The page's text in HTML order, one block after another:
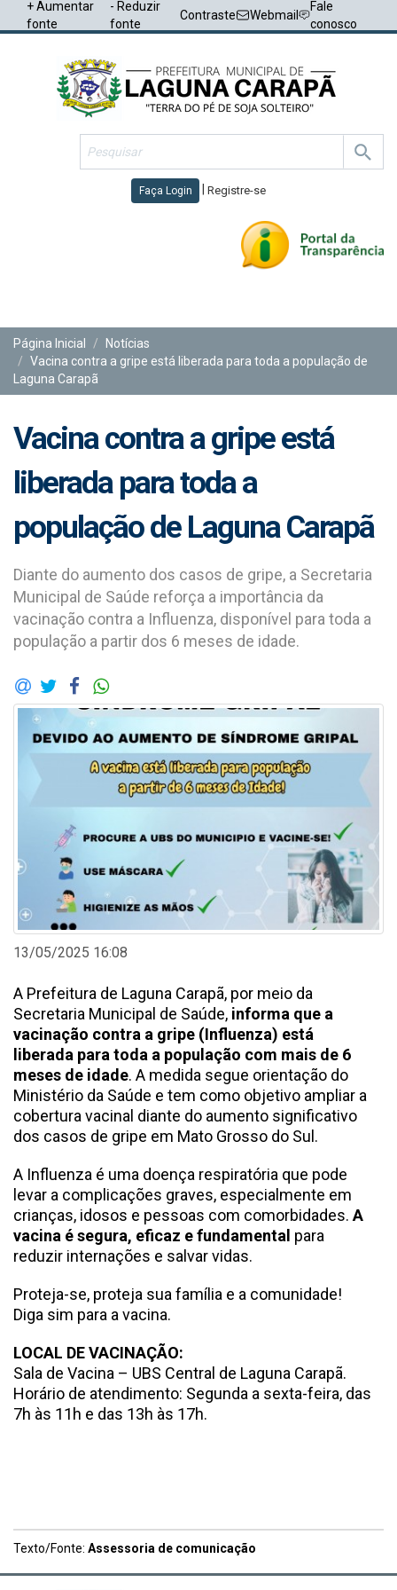
+ Aumentar
fonte
- Reduzir
fonte
Contraste Webmail
Fale
conosco
Faça Login Registre-se
Página Inicial
Notícias
Vacina contra a gripe está liberada para toda a população de
Laguna Carapã
Vacina contra a gripe está
liberada para toda a
população de Laguna Carapã
Diante do aumento dos casos de gripe, a Secretaria
Municipal de Saúde reforça a importância da
vacinação contra a Influenza, disponível para toda a
população a partir dos 6 meses de idade.
13/05/2025 16:08
A Prefeitura de Laguna Carapã, por meio da
Secretaria Municipal de Saúde, informa que a
vacinação contra a gripe (Influenza) está
liberada para toda a população com mais de 6
meses de idade. A medida segue orientação do
Ministério da Saúde e tem como objetivo ampliar a
cobertura vacinal diante do aumento significativo
dos casos de gripe em Mato Grosso do Sul.
A Influenza é uma doença respiratória que pode
levar a complicações graves, especialmente em
crianças, idosos e pessoas com comorbidades.A
vacina é segura, eficaz e fundamental para
reduzir internações e salvar vidas.
Proteja-se, proteja sua família e a comunidade!
Diga sim para a vacina.
LOCAL DE VACINAÇÃO:
Sala de Vacina – UBS Central de Laguna Carapã.
Horário de atendimento: Segunda a sexta-feira, das
7h às 11h e das 13h às 17h.
Texto/Fonte: Assessoria de comunicação